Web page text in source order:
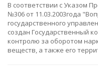
В соответствии с Указом
№306 от 11.03.2003года
государственного
создан Государственный
контролю за оборотом
веществ, а также его